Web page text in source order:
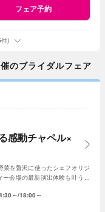
フェア予約
)
のブライダルフェア
感動チャペル×
を贅沢に使ったシェフオリジ
会場の最新演出体験も叶う！
～ 18:00～